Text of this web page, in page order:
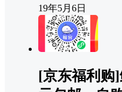
19年5月6日
[京东福利购